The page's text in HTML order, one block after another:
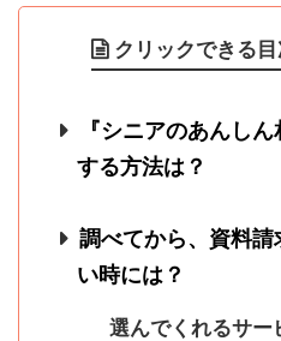
クリックできる目
『シニアのあんし
する方法は？
調べてから、資料
い時には？
選んでくれるサー